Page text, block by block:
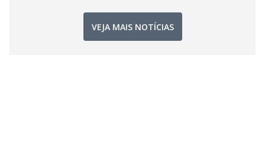
VEJA MAIS NOTÍCIAS